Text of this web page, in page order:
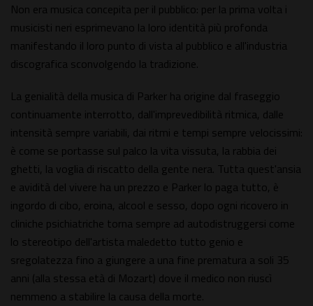
Non era musica concepita per il pubblico: per la prima volta i
musicisti neri esprimevano la loro identità più profonda
manifestando il loro punto di vista al pubblico e all'industria
discografica sconvolgendo la tradizione.
La genialità della musica di Parker ha origine dal fraseggio
continuamente interrotto, dall'imprevedibilità ritmica, dalle
intensità sempre variabili, dai ritmi e tempi sempre velocissimi:
è come se portasse sul palco la vita vissuta, la rabbia dei
ghetti, la voglia di riscatto della gente nera. Tutta quest'ansia
e avidità del vivere ha un prezzo e Parker lo paga tutto, è
ingordo di cibo, eroina, alcool e sesso, dopo ogni ricovero in
cliniche psichiatriche torna sempre ad autodistruggersi come
lo stereotipo dell'artista maledetto tutto genio e
sregolatezza fino a giungere a una fine prematura a soli 35
anni (alla stessa età di Mozart) dove il medico non riuscì
nemmeno a stabilire la causa della morte.